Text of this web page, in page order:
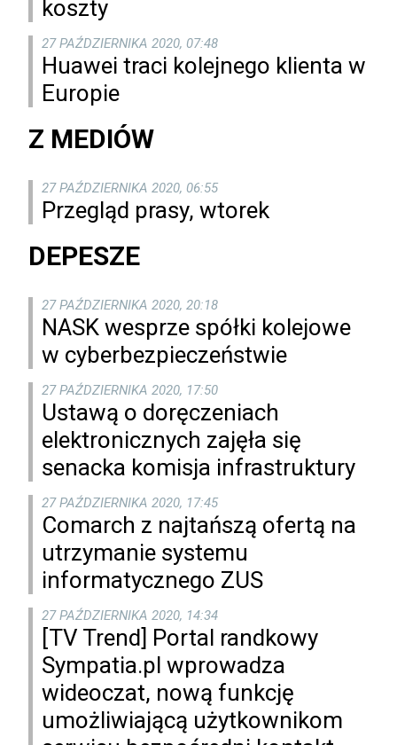
koszty
27 PAŹDZIERNIKA 2020, 07:48
Huawei traci kolejnego klienta w
Europie
Z MEDIÓW
27 PAŹDZIERNIKA 2020, 06:55
Przegląd prasy, wtorek
DEPESZE
27 PAŹDZIERNIKA 2020, 20:18
NASK wesprze spółki kolejowe
w cyberbezpieczeństwie
27 PAŹDZIERNIKA 2020, 17:50
Ustawą o doręczeniach
elektronicznych zajęła się
senacka komisja infrastruktury
27 PAŹDZIERNIKA 2020, 17:45
Comarch z najtańszą ofertą na
utrzymanie systemu
informatycznego ZUS
27 PAŹDZIERNIKA 2020, 14:34
[TV Trend] Portal randkowy
Sympatia.pl wprowadza
wideoczat, nową funkcję
umożliwiającą użytkownikom